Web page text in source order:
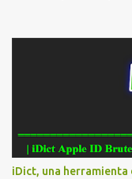
iDict, una